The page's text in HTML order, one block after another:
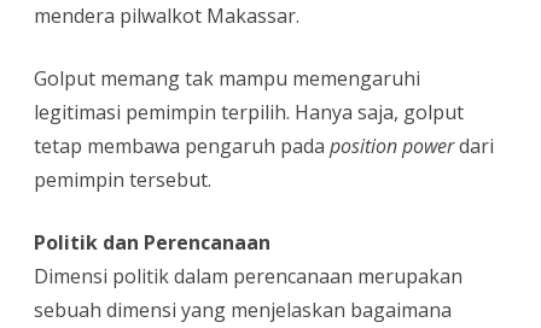
mendera pilwalkot Makassar.
Golput memang tak mampu memengaruhi
legitimasi pemimpin terpilih. Hanya saja, golput
tetap membawa pengaruh pada position powerdari
pemimpin tersebut.
Politik dan Perencanaan
Dimensi politik dalam perencanaan merupakan
sebuah dimensi yang menjelaskan bagaimana